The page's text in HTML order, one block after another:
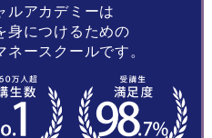
ルアカデミーは
身につけるための
ースクールです。